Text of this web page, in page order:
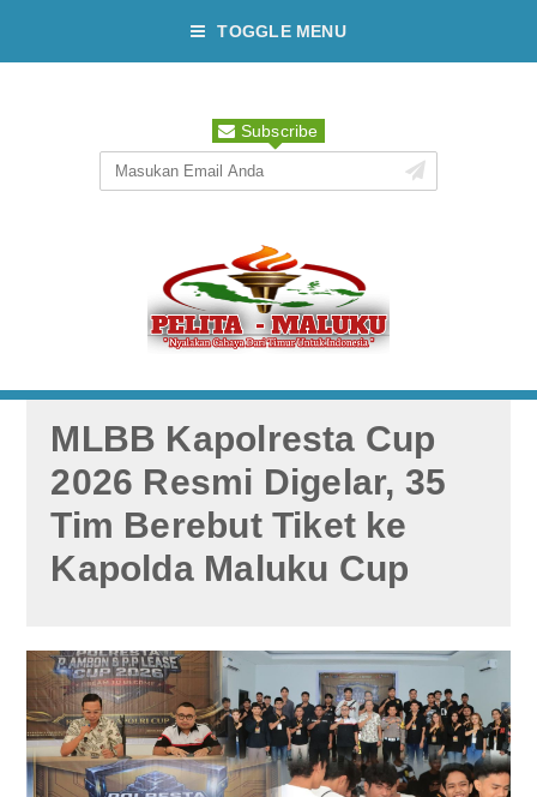
TOGGLE MENU
Subscribe
MLBB Kapolresta Cup
2026 Resmi Digelar, 35
Tim Berebut Tiket ke
Kapolda Maluku Cup